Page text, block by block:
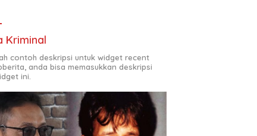
Kriminal
contoh deskripsi untuk widget recent
anda bisa memasukkan deskripsi
ini.